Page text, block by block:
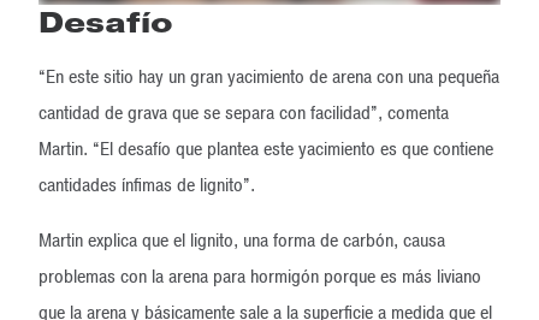
Desafío
“En este sitio hay un gran yacimiento de arena con una pequeña
cantidad de grava que se separa con facilidad”, comenta
Martin. “El desafío que plantea este yacimiento es que contiene
cantidades ínfimas de lignito”.
Martin explica que el lignito, una forma de carbón, causa
problemas con la arena para hormigón porque es más liviano
que la arena y básicamente sale a la superficie a medida que el